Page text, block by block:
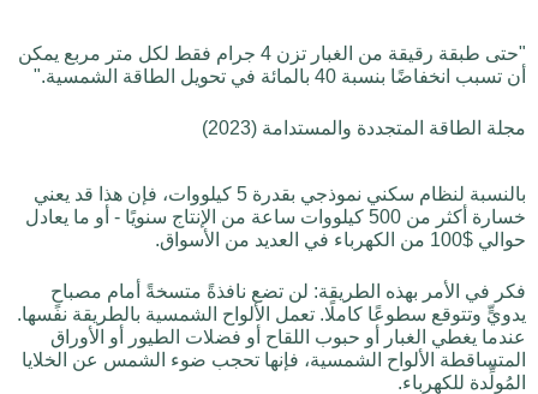
"حتى طبقة رقيقة من الغبار تزن 4 جرام فقط لكل متر مربع يمكن
أن تسبب انخفاضًا بنسبة 40 بالمائة في تحويل الطاقة الشمسية."
مجلة الطاقة المتجددة والمستدامة (2023)
بالنسبة لنظام سكني نموذجي بقدرة 5 كيلووات، فإن هذا قد يعني
خسارة أكثر من 500 كيلووات ساعة من الإنتاج سنويًا - أو ما يعادل
حوالي $100 من الكهرباء في العديد من الأسواق.
فكر في الأمر بهذه الطريقة: لن تضع نافذةً متسخةً أمام مصباحٍ
يدويٍّ وتتوقع سطوعًا كاملًا. تعمل الألواح الشمسية بالطريقة نفسها.
عندما يغطي الغبار أو حبوب اللقاح أو فضلات الطيور أو الأوراق
المتساقطة الألواح الشمسية، فإنها تحجب ضوء الشمس عن الخلايا
المُولِّدة للكهرباء.